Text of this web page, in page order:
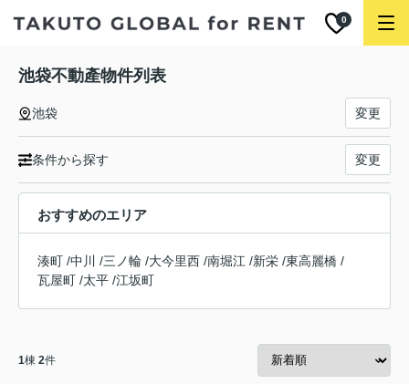
0
池袋不動產物件列表
池袋 変更
条件から探す 変更
おすすめのエリア
湊町 /中川 /三ノ輪 /大今里西 /南堀江 /新栄 /東高麗橋 /
瓦屋町 /太平 /江坂町
1棟 2件